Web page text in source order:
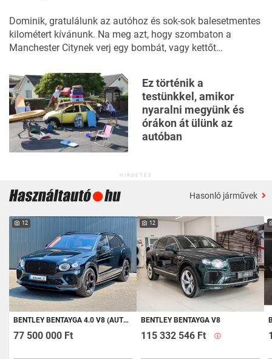
Dominik, gratulálunk az autóhoz és sok-sok balesetmentes
kilométert kívánunk. Na meg azt, hogy szombaton a
Manchester Citynek verj egy bombát, vagy kettőt…
Ez történik a
testünkkel, amikor
nyaralni megyünk és
órákon át ülünk az
autóban
HIRDETÉS
Hasonló járművek
12
BENTLEY BENTAYGA 4.0 V8 (AUTOMATA) S - CARBON - PANORÁMATETŐ - ÜLÉSSZELLŐZÉS - ÁFÁS
77 500 000 Ft
12
BENTLEY BENTAYGA V8
115 332 546 Ft